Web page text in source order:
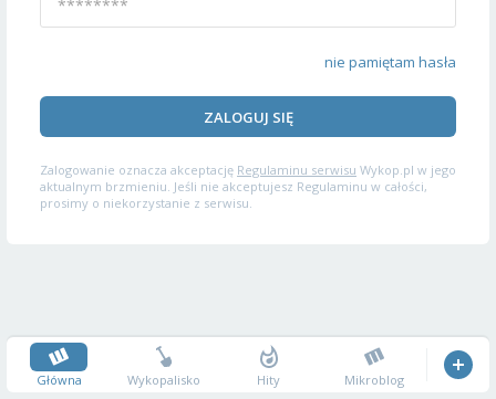
nie pamiętam hasła
ZALOGUJ SIĘ
Zalogowanie oznacza akceptację Regulaminu serwisu Wykop.pl w jego
aktualnym brzmieniu. Jeśli nie akceptujesz Regulaminu w całości,
prosimy o niekorzystanie z serwisu.
Główna Wykopalisko Hity Mikroblog